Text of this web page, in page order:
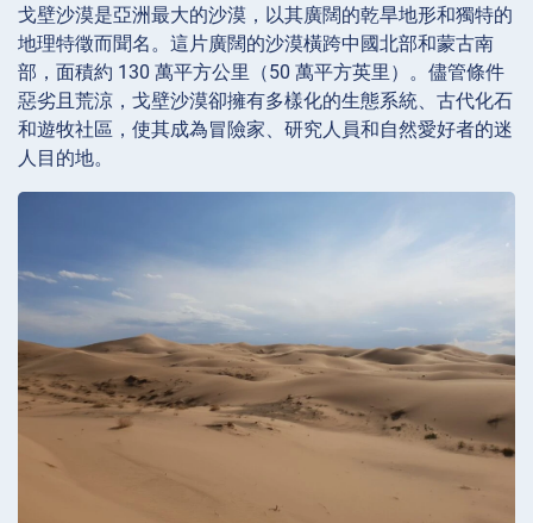
戈壁沙漠是亞洲最大的沙漠，以其廣闊的乾旱地形和獨特的
地理特徵而聞名。這片廣闊的沙漠橫跨中國北部和蒙古南
部，面積約 130 萬平方公里（50 萬平方英里）。儘管條件
惡劣且荒涼，戈壁沙漠卻擁有多樣化的生態系統、古代化石
和遊牧社區，使其成為冒險家、研究人員和自然愛好者的迷
人目的地。